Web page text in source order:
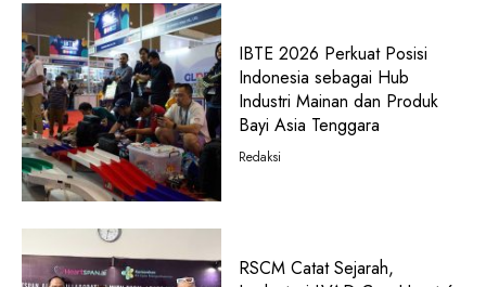
IBTE 2026 Perkuat Posisi
Indonesia sebagai Hub
Industri Mainan dan Produk
Bayi Asia Tenggara
Redaksi
RSCM Catat Sejarah,